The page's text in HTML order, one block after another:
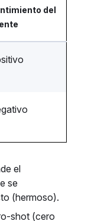
del
el
se
(hermoso).
shot (cero